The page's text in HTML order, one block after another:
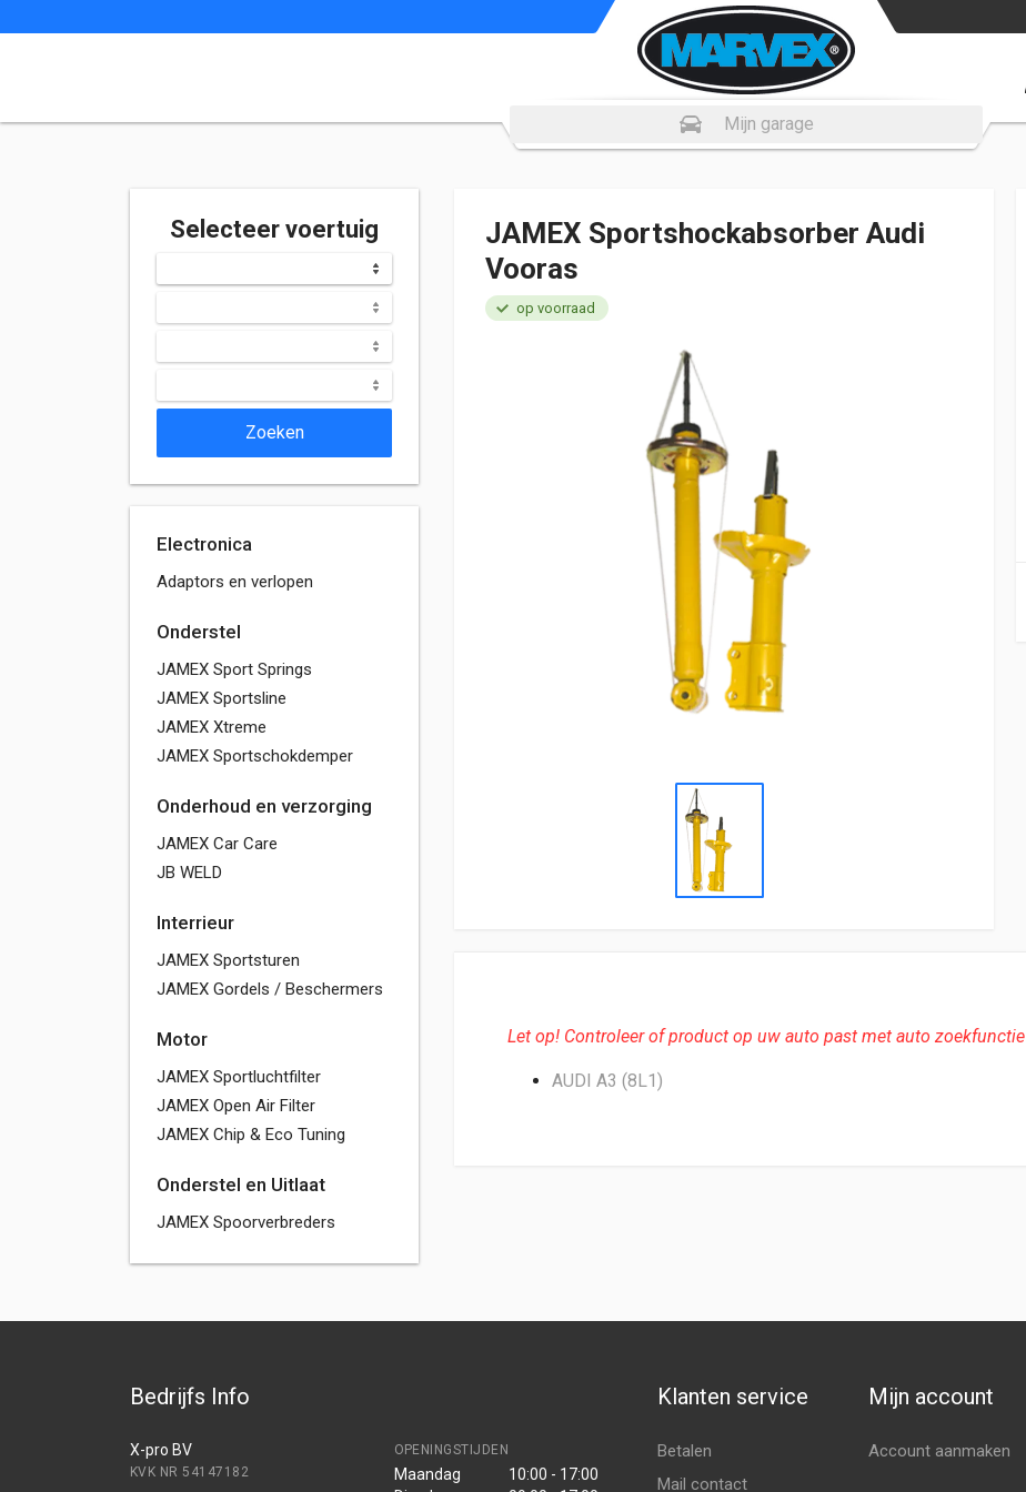
Mijn garage
Selecteer voertuig
Zoeken
Electronica
Adaptors en verlopen
Onderstel
JAMEX Sport Springs
JAMEX Sportsline
JAMEX Xtreme
JAMEX Sportschokdemper
Onderhoud en verzorging
JAMEX Car Care
JB WELD
Interrieur
JAMEX Sportsturen
JAMEX Gordels / Beschermers
Motor
JAMEX Sportluchtfilter
JAMEX Open Air Filter
JAMEX Chip & Eco Tuning
Onderstel en Uitlaat
JAMEX Spoorverbreders
JAMEX Sportshockabsorber Audi
Vooras
op voorraad
Let op! Controleer of product op uw auto past met auto zoekfunctie
AUDI A3 (8L1)
Bedrijfs Info
X-pro BV
KVK NR 54147182
OPENINGSTIJDEN
Maandag
10:00 - 17:00
Klanten service
Betalen
Mail contact
Mijn account
Account aanmaken